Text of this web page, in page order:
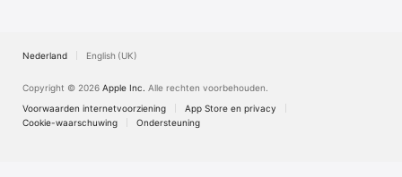
Nederland English (UK)
Copyright © 2026 Apple Inc. Alle rechten voorbehouden.
Voorwaarden internetvoorziening
App Store en privacy
Cookie-waarschuwing
Ondersteuning